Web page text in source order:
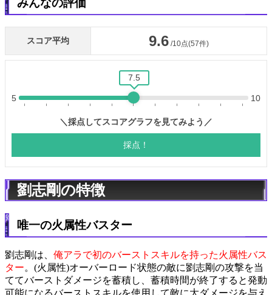
みんなの評価
劉志剛の特徴
唯一の火属性バスター
劉志剛は、 俺アラで初のバーストスキルを持った火属性バス
ター。(火属性)オーバーロード状態の敵に劉志剛の攻撃を当
ててバーストダメージを蓄積し、蓄積時間が終了すると発動
可能になるバーストスキルを使用して敵に大ダメージを与え